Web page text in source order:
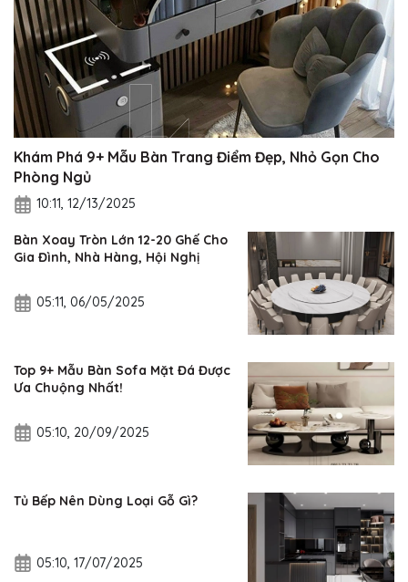
Khám Phá 9+ Mẫu Bàn Trang Điểm Đẹp, Nhỏ Gọn Cho
Phòng Ngủ
10:11, 12/13/2025
Bàn Xoay Tròn Lớn 12-20 Ghế Cho
Gia Đình, Nhà Hàng, Hội Nghị
05:11, 06/05/2025
Top 9+ Mẫu Bàn Sofa Mặt Đá Được
Ưa Chuộng Nhất!
05:10, 20/09/2025
Tủ Bếp Nên Dùng Loại Gỗ Gì?
05:10, 17/07/2025